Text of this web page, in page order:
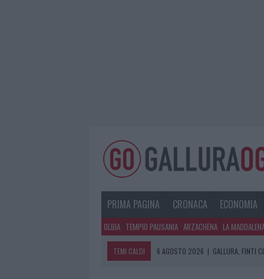
PRIMA PAGINA CRONACA ECONOMIA
OLBIA TEMPIO PAUSANIA ARZACHENA LA
TEMI CALDI 6 AGOSTO 2026 | GALLURA, FINTI